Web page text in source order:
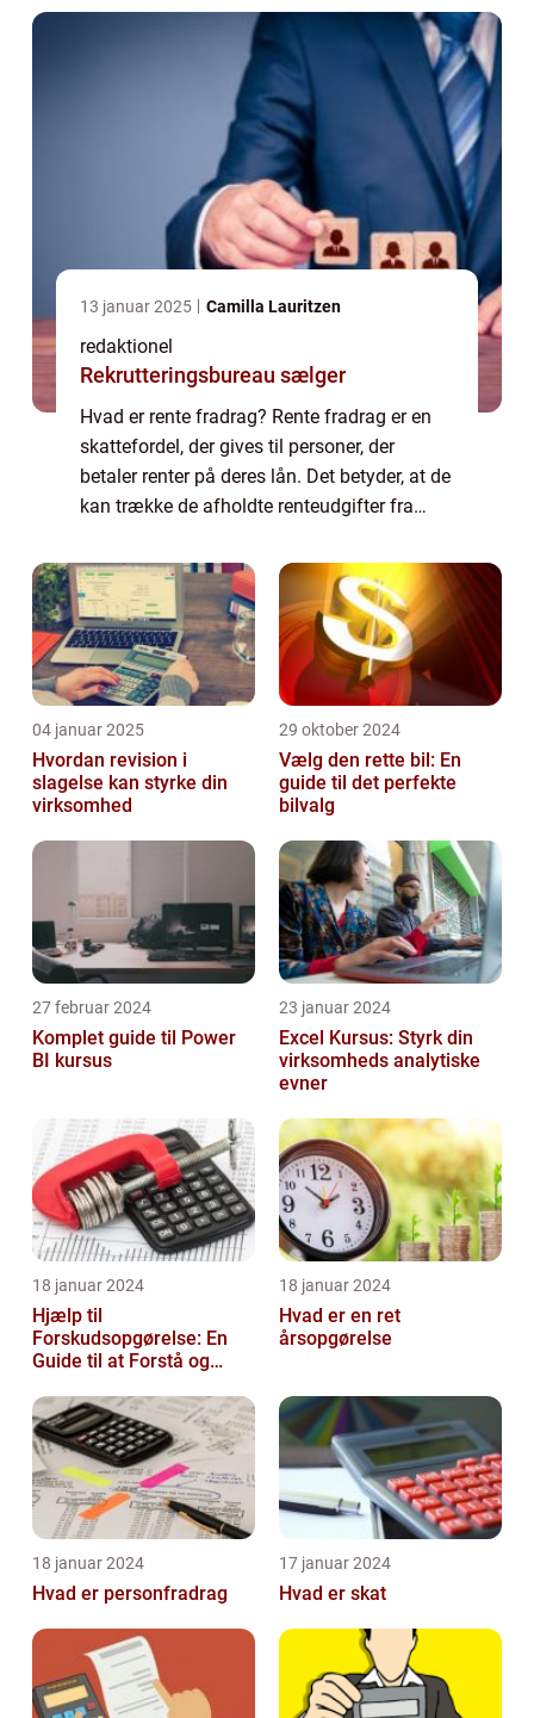
13 januar 2025 Camilla Lauritzen
redaktionel
Rekrutteringsbureau sælger
Hvad er rente fradrag? Rente fradrag er en
skattefordel, der gives til personer, der
betaler renter på deres lån. Det betyder, at de
kan trække de afholdte renteudgifter fra
reducere deres samlede skattebyrde. ...
04 januar 2025
Hvordan revision i
slagelse kan styrke din
virksomhed
29 oktober 2024
Vælg den rette bil: En
guide til det perfekte
bilvalg
27 februar 2024
Komplet guide til Power
BI kursus
23 januar 2024
Excel Kursus: Styrk din
virksomheds analytiske
evner
18 januar 2024
Hjælp til
Forskudsopgørelse: En
Guide til at Forstå og
18 januar 2024
Hvad er en ret
årsopgørelse
18 januar 2024
Hvad er personfradrag
17 januar 2024
Hvad er skat